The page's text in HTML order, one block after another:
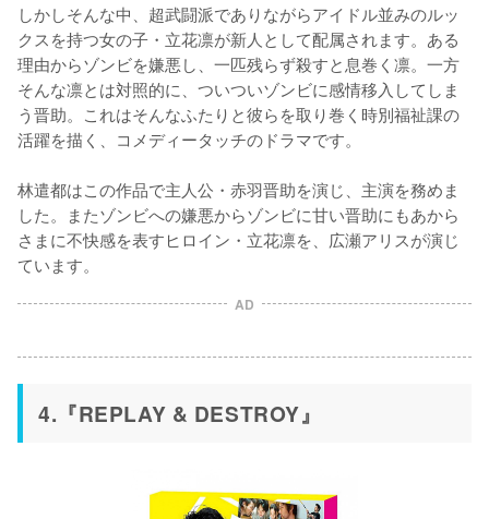
しかしそんな中、超武闘派でありながらアイドル並みのルッ
クスを持つ女の子・立花凛が新人として配属されます。ある
理由からゾンビを嫌悪し、一匹残らず殺すと息巻く凛。一方
そんな凛とは対照的に、ついついゾンビに感情移入してしま
う晋助。これはそんなふたりと彼らを取り巻く時別福祉課の
活躍を描く、コメディータッチのドラマです。
林遣都はこの作品で主人公・赤羽晋助を演じ、主演を務めま
した。またゾンビへの嫌悪からゾンビに甘い晋助にもあから
さまに不快感を表すヒロイン・立花凛を、広瀬アリスが演じ
ています。
AD
4.『REPLAY & DESTROY』